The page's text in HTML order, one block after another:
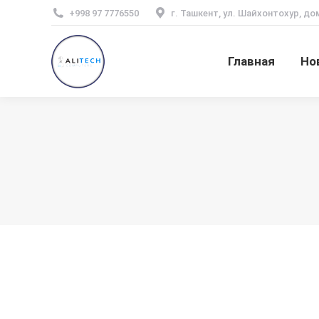
+998 97 7776550 г. Ташкент, ул. Шайхонтохур,
Главная